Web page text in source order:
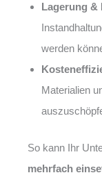
Lagerung &
werden
Materialien
So kann Ihr
mehrfach